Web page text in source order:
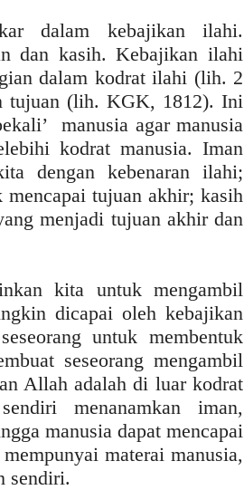
dalam kebajikan ilahi.
dan kasih. Kebajikan ilahi
dalam kodrat ilahi (lih. 2
tujuan (lih. KGK, 1812). Ini
manusia agar manusia
kodrat manusia. Iman
dengan kebenaran ilahi;
mencapai tujuan akhir; kasih
menjadi tujuan akhir dan
kita untuk mengambil
dicapai oleh kebajikan
untuk membentuk
seseorang mengambil
Allah adalah di luar kodrat
menanamkan iman,
manusia dapat mencapai
materai manusia,
sendiri.